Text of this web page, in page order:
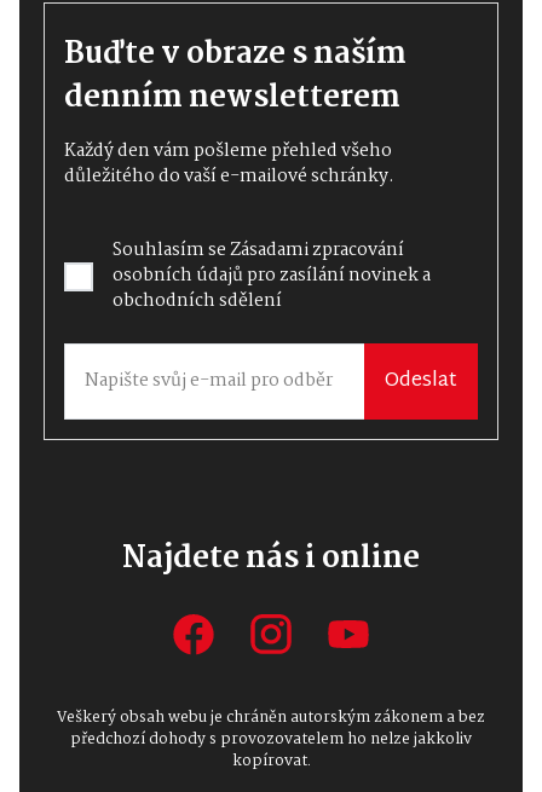
Buďte v obraze s naším
denním newsletterem
Každý den vám pošleme přehled všeho
důležitého do vaší e-mailové schránky.
Souhlasím seZásadami zpracování
osobních údajůpro zasílání novinek a
obchodních sdělení
Odeslat
Najdete nás i online
Veškerý obsah webu je chráněn autorským zákonem a bez
předchozí dohody s provozovatelem ho nelze jakkoliv
kopírovat.